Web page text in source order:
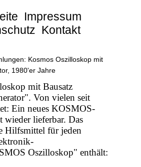
Impressum
Kontakt
Kosmos Oszilloskop mit
1980'er Jahre
mit Bausatz
Von vielen seit
Ein neues KOSMOS-
wieder lieferbar. Das
Hilfsmittel für jeden
Oszilloskop" enthält: